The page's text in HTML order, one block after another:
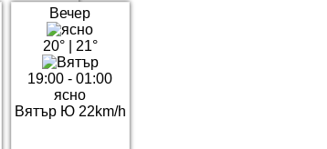
Вечер
20°| 21°
19:00 - 01:00
ясно
Вятър Ю 22km/h